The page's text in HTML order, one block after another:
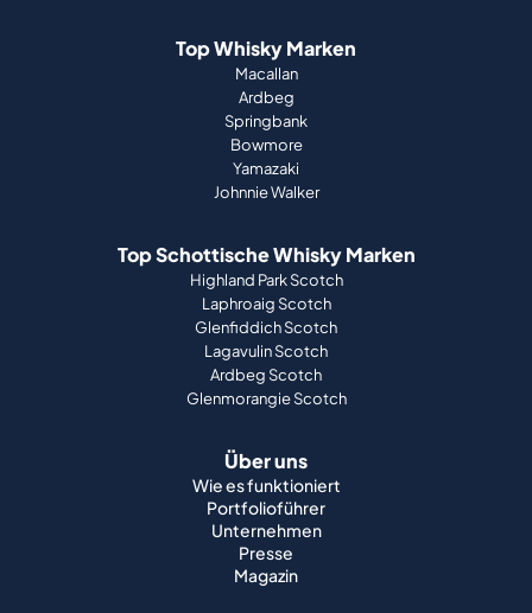
Top Whisky Marken
Macallan
Ardbeg
Springbank
Bowmore
Yamazaki
Johnnie Walker
Top Schottische Whisky Marken
Highland Park Scotch
Laphroaig Scotch
Glenfiddich Scotch
Lagavulin Scotch
Ardbeg Scotch
Glenmorangie Scotch
Über uns
Wie es funktioniert
Portfolioführer
Unternehmen
Presse
Magazin